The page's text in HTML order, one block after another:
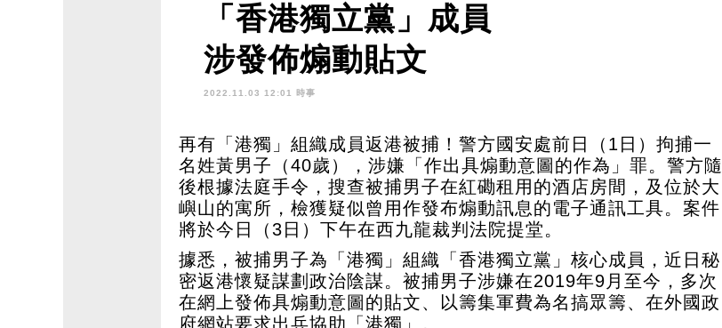
「香港獨立黨」成員
涉發佈煽動貼文
被國安處拘捕
2022.11.03 12:01 時事
再有「港獨」組織成員返港被捕！警方國安處前日（1日）拘捕一
名姓黃男子（40歲），涉嫌「作出具煽動意圖的作為」罪。警方隨
後根據法庭手令，搜查被捕男子在紅磡租用的酒店房間，及位於大
嶼山的寓所，檢獲疑似曾用作發布煽動訊息的電子通訊工具。案件
將於今日（3日）下午在西九龍裁判法院提堂。
據悉，被捕男子為「港獨」組織「香港獨立黨」核心成員，近日秘
密返港懷疑謀劃政治陰謀。被捕男子涉嫌在2019年9月至今，多次
在網上發佈具煽動意圖的貼文、以籌集軍費為名搞眾籌、在外國政
府網站要求出兵協助「港獨」。